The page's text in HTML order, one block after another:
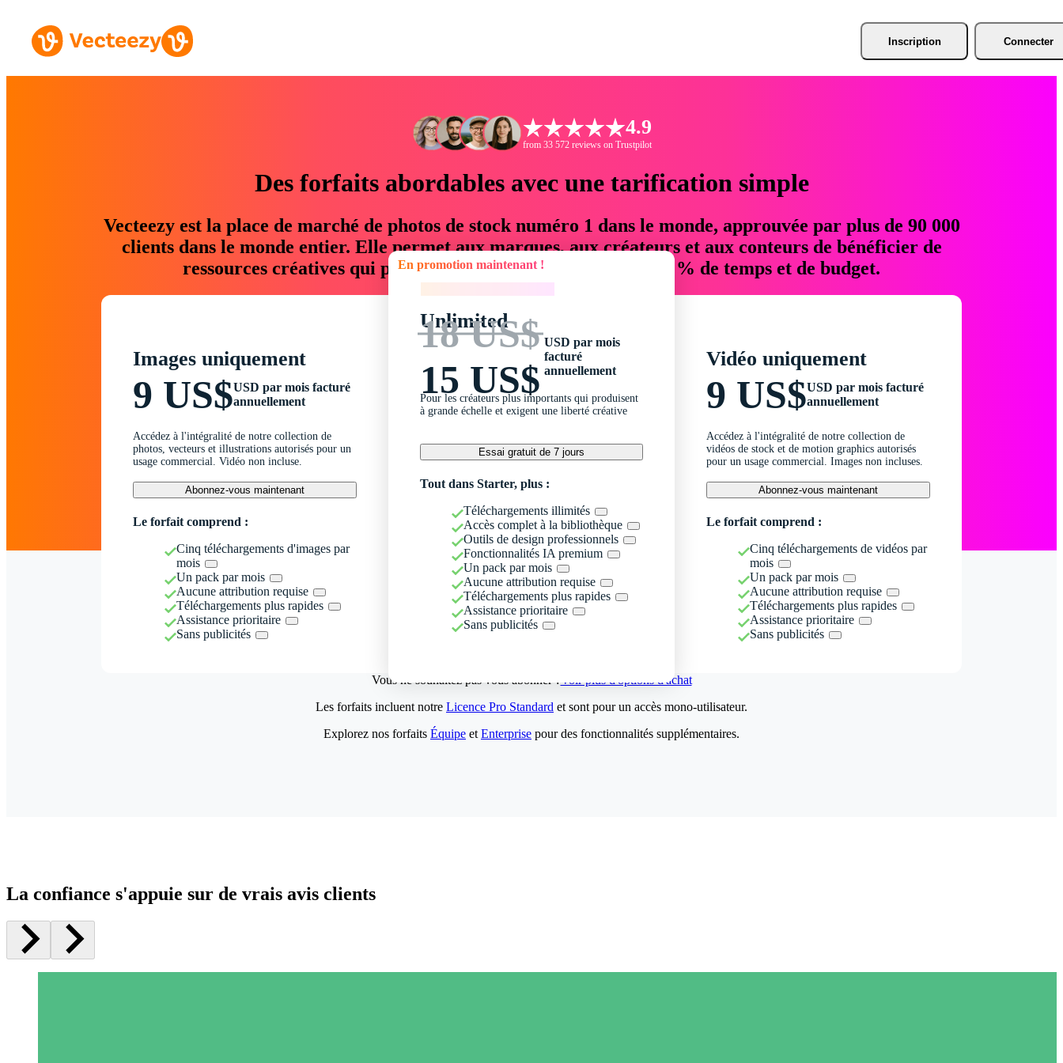
Inscription Connecter
4.9
from 33 572 reviews on Trustpilot
Des forfaits abordables avec une tarification simple
Vecteezy est la place de marché de photos de stock numéro 1 dans le monde, approuvée par plus de 90 000
clients dans le monde entier. Elle permet aux marques, aux créateurs et aux conteurs de bénéficier de
ressources créatives qui permettent d'économiser jusqu'à 76 % de temps et de budget.
Images uniquement
9 US$USD par mois facturé
annuellement
Accédez à l'intégralité de notre collection de
photos, vecteurs et illustrations autorisés pour un
usage commercial. Vidéo non incluse.
Abonnez-vous maintenant
Le forfait comprend :
Cinq téléchargements d'images par
mois
Un pack par mois
Aucune attribution requise
Téléchargements plus rapides
Assistance prioritaire
Sans publicités
En promotion maintenant !
Unlimited
18 US$
15 US$
USD par mois
facturé
annuellement
Pour les créateurs plus importants qui produisent
à grande échelle et exigent une liberté créative
Essai gratuit de 7 jours
Tout dans Starter, plus :
Téléchargements illimités
Accès complet à la bibliothèque
Outils de design professionnels
Fonctionnalités IA premium
Un pack par mois
Aucune attribution requise
Téléchargements plus rapides
Assistance prioritaire
Sans publicités
Vidéo uniquement
9 US$USD par mois facturé
annuellement
Accédez à l'intégralité de notre collection de
vidéos de stock et de motion graphics autorisés
pour un usage commercial. Images non incluses.
Abonnez-vous maintenant
Le forfait comprend :
Cinq téléchargements de vidéos par
mois
Un pack par mois
Aucune attribution requise
Téléchargements plus rapides
Assistance prioritaire
Sans publicités
Vous ne souhaitez pas vous abonner ?Voir plus d'options d'achat
Les forfaits incluent notre Licence Pro Standard et sont pour un accès mono-utilisateur.
Explorez nos forfaits Équipe et Enterprise pour des fonctionnalités supplémentaires.
La confiance s'appuie sur de vrais avis clients